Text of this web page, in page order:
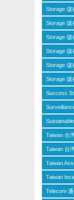
Storage 儲
Storage 儲
Storage 儲
Storage 儲
Storage 儲
Storage 儲
Success
Taiwan 台
Taiwan 台
Taiwan
Taiwan
Telecom